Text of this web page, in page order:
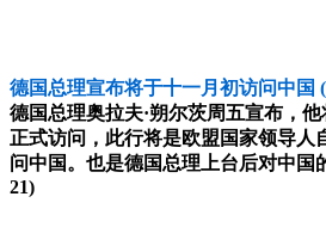
德国总理宣布将于十一月初访问中国
德国总理奥拉夫·朔尔茨周五宣布，
正式访问，此行将是欧盟国家领导人
问中国。也是德国总理上台后对中国
21)